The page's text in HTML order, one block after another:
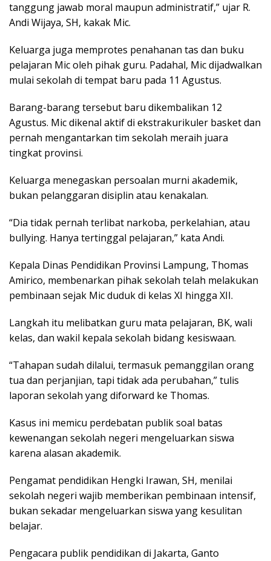
tanggung jawab moral maupun administratif,” ujar R.
Andi Wijaya, SH, kakak Mic.
Keluarga juga memprotes penahanan tas dan buku
pelajaran Mic oleh pihak guru. Padahal, Mic dijadwalkan
mulai sekolah di tempat baru pada 11 Agustus.
Barang-barang tersebut baru dikembalikan 12
Agustus. Mic dikenal aktif di ekstrakurikuler basket dan
pernah mengantarkan tim sekolah meraih juara
tingkat provinsi.
Keluarga menegaskan persoalan murni akademik,
bukan pelanggaran disiplin atau kenakalan.
“Dia tidak pernah terlibat narkoba, perkelahian, atau
bullying. Hanya tertinggal pelajaran,” kata Andi.
Kepala Dinas Pendidikan Provinsi Lampung, Thomas
Amirico, membenarkan pihak sekolah telah melakukan
pembinaan sejak Mic duduk di kelas XI hingga XII.
Langkah itu melibatkan guru mata pelajaran, BK, wali
kelas, dan wakil kepala sekolah bidang kesiswaan.
“Tahapan sudah dilalui, termasuk pemanggilan orang
tua dan perjanjian, tapi tidak ada perubahan,” tulis
laporan sekolah yang diforward ke Thomas.
Kasus ini memicu perdebatan publik soal batas
kewenangan sekolah negeri mengeluarkan siswa
karena alasan akademik.
Pengamat pendidikan Hengki Irawan, SH, menilai
sekolah negeri wajib memberikan pembinaan intensif,
bukan sekadar mengeluarkan siswa yang kesulitan
belajar.
Pengacara publik pendidikan di Jakarta, Ganto